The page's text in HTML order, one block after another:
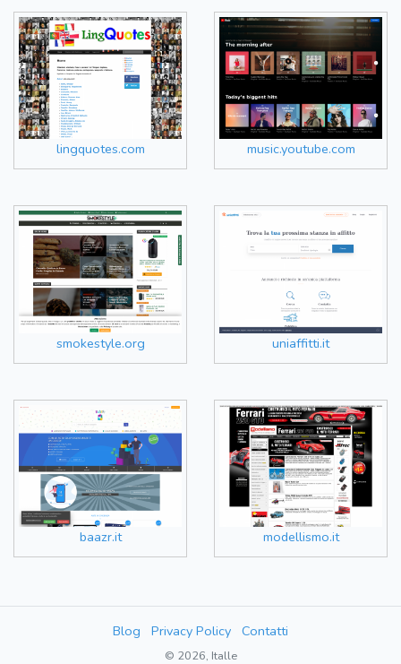
lingquotes.com music.youtube.com
smokestyle.org uniaffitti.it
baazr.it modellismo.it
Blog Privacy Policy Contatti
© 2026, Italle